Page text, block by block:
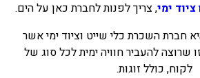
ימי, צריך לפנות לחברת כאן על הים.
חברת השכרת כלי שייט וציוד ימי אשר
להעביר חוויה ימית לכל סוג של
לקוח, כולל זוגות.